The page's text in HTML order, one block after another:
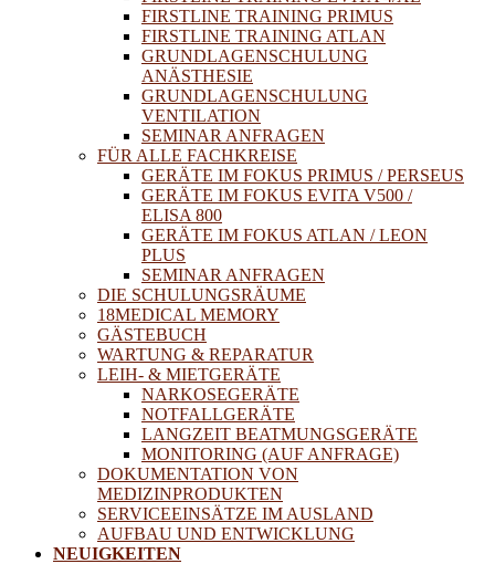
FIRSTLINE TRAINING PRIMUS
FIRSTLINE TRAINING ATLAN
GRUNDLAGENSCHULUNG
ANÄSTHESIE
GRUNDLAGENSCHULUNG
VENTILATION
SEMINAR ANFRAGEN
FÜR ALLE FACHKREISE
GERÄTE IM FOKUS PRIMUS / PERSEUS
GERÄTE IM FOKUS EVITA V500 /
ELISA 800
GERÄTE IM FOKUS ATLAN / LEON
PLUS
SEMINAR ANFRAGEN
DIE SCHULUNGSRÄUME
18MEDICAL MEMORY
GÄSTEBUCH
WARTUNG & REPARATUR
LEIH- & MIETGERÄTE
NARKOSEGERÄTE
NOTFALLGERÄTE
LANGZEIT BEATMUNGSGERÄTE
MONITORING (AUF ANFRAGE)
DOKUMENTATION VON
MEDIZINPRODUKTEN
SERVICEEINSÄTZE IM AUSLAND
AUFBAU UND ENTWICKLUNG
NEUIGKEITEN